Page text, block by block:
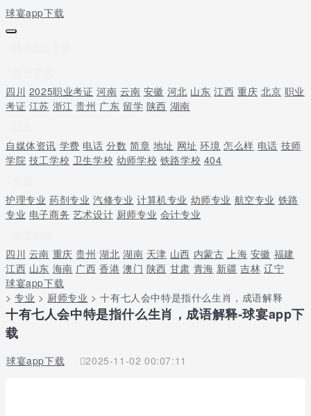
球宴app下载
四川 2025职业考证 河南 云南 安徽 河北 山东 江西 重庆 北京 职业
考证 江苏 浙江 贵州 广东 留学 陕西 湖南
自媒体资讯 学费 电话 分数 简章 地址 网址 环境 怎么样 电话 技师
学院 技工学校 卫生学校 幼师学校 铁路学校 404
护理专业 药剂专业 汽修专业 计算机专业 幼师专业 航空专业 铁路
专业 电子商务 艺术设计 厨师专业 会计专业
四川 云南 重庆 贵州 湖北 湖南 天津 山西 内蒙古 上海 安徽 福建
江西 山东 海南 广西 香港 澳门 陕西 甘肃 青海 新疆 吉林 辽宁
球宴app下载
>专业 > 厨师专业 > 十有七人会中特是指什么生肖，成语解释
十有七人会中特是指什么生肖，成语解释-球宴app下
载
球宴app下载 2025-11-02 00:07:11